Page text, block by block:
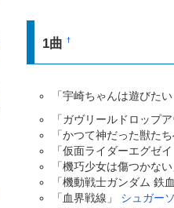
1曲†
「宇崎ちゃんは遊びたい
「ガヴリールドロップア
「かつて神だった獣たち
「仮面ライダーエグゼイ
「機巧少女は傷つかない
「機動戦士ガンダム 鉄
「血界戦線」 シュガー